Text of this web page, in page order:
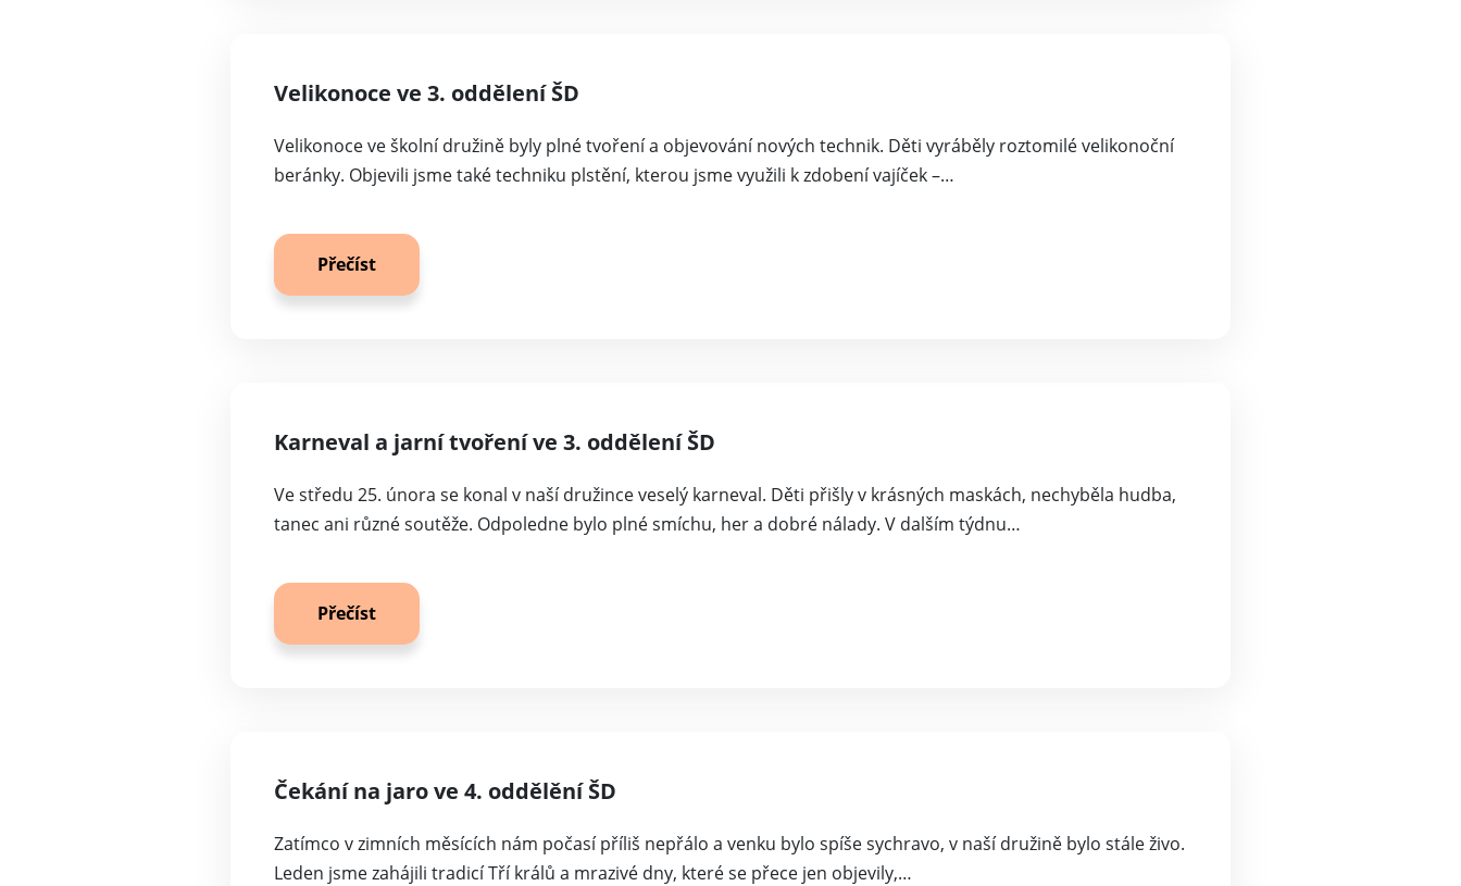
Velikonoce ve 3. oddělení ŠD
Velikonoce ve školní družině byly plné tvoření a objevování nových technik. Děti vyráběly roztomilé velikonoční
beránky. Objevili jsme také techniku plstění, kterou jsme využili k zdobení vajíček –…
Přečíst
Karneval a jarní tvoření ve 3. oddělení ŠD
Ve středu 25. února se konal v naší družince veselý karneval. Děti přišly v krásných maskách, nechyběla hudba,
tanec ani různé soutěže. Odpoledne bylo plné smíchu, her a dobré nálady. V dalším týdnu…
Přečíst
Čekání na jaro ve 4. oddělění ŠD
Zatímco v zimních měsících nám počasí příliš nepřálo a venku bylo spíše sychravo, v naší družině bylo stále živo.
Leden jsme zahájili tradicí Tří králů a mrazivé dny, které se přece jen objevily,…